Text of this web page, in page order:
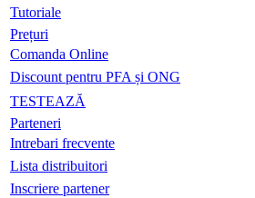
Tutoriale
Prețuri
Comanda Online
Discount pentru PFA și ONG
TESTEAZĂ
Parteneri
Intrebari frecvente
Lista distribuitori
Inscriere partener